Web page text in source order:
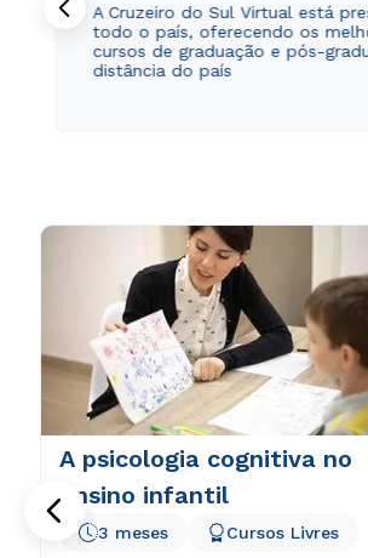
A Cruzeiro do Sul Virtual está
todo o país, oferecendo os
cursos de graduação e pós-
distância do país
A psicologia cognitiva no
ensino infantil
3 meses Cursos Livres